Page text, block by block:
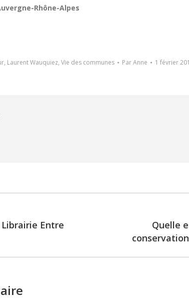
Rhône-Alpes
, Laurent Wauquiez, Vie des communes ParAnne 1 février
Entre
Quelle